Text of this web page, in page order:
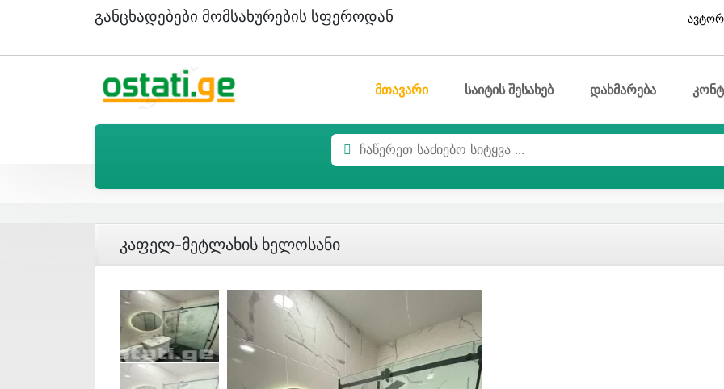
Განცხადებები Მომსახურების Სფეროდან
მთავარი საიტის შესახებ დახმარება
Კაფელ-Მეტლახის Ხელოსანი